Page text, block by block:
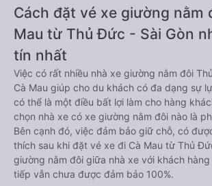
Cách đặt vé xe giường nằm
Mau từ Thủ Đức - Sài Gòn
tín nhất
Việc có rất nhiều nhà xe giường nằm đôi
Cà Mau giúp cho du khách có đa dạng sự
có thể là một điều bất lợi làm cho hàng
chọn nhà xe có xe giường nằm đôi nào là
Bên cạnh đó, việc đảm bảo giữ chỗ, có
thích sau khi đặt vé xe đi Cà Mau từ Thủ
giường nằm đôi giữa nhà xe với khách
tiếp vẫn chưa được đảm bảo 100%.